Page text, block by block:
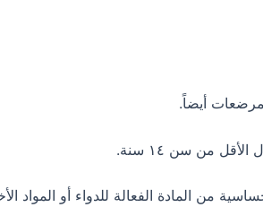
من المادة الفعالة للدواء أو المواد